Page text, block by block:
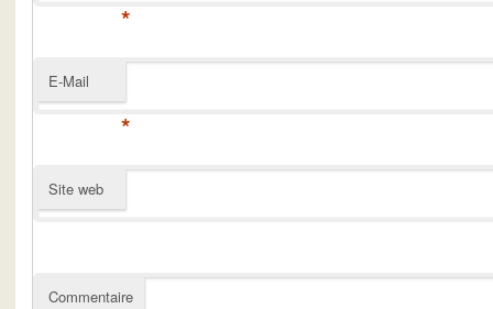
*
E-Mail
*
Site web
Commentaire